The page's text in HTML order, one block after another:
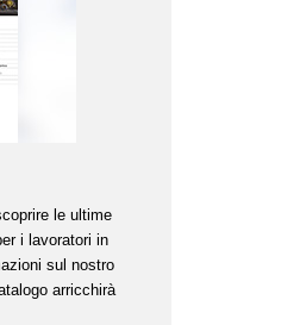
le ultime
i lavoratori in
sul nostro
arricchirà